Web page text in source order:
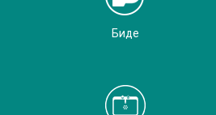
Биде